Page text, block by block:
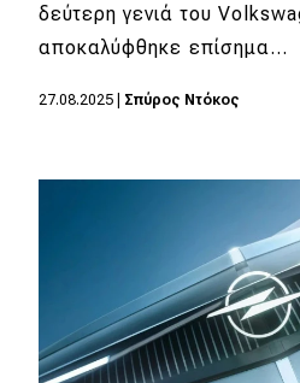
δεύτερη γενιά του
αποκαλύφθηκε επίσημα…
27.08.2025 Σπύρος Ντόκος